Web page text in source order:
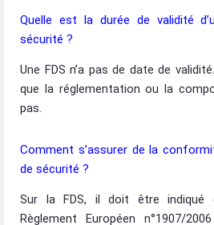
Quelle est la durée de validité
sécurité ?
Une FDS n’a pas de date de
que la réglementation ou la
pas.
Comment s’assurer de la
de sécurité ?
Sur la FDS, il doit être indiqué
Règlement Européen n°1907/